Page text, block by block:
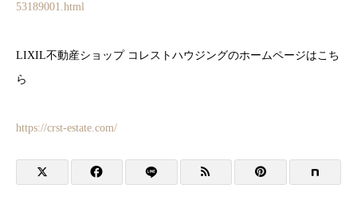
53189001.html
LIXIL不動産ショップ コレストハウジングのホームページはこち
ら
https://crst-estate.com/